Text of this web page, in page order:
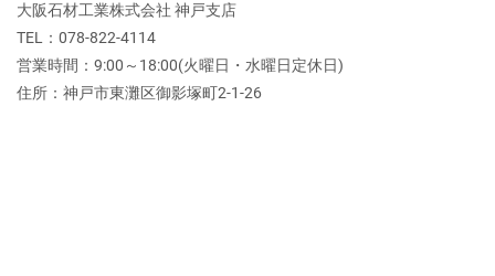
大阪石材工業株式会社 神戸支店
TEL：078-822-4114
営業時間：9:00～18:00(火曜日・水曜日定休日)
住所：神戸市東灘区御影塚町2‐1‐26